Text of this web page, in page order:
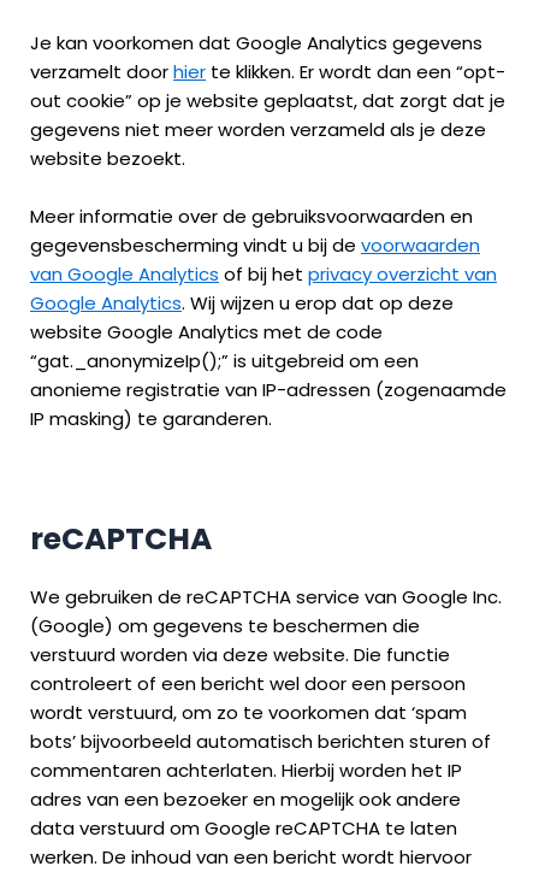
Je kan voorkomen dat Google Analytics gegevens
verzamelt doorhier te klikken. Er wordt dan een “opt-
out cookie” op je website geplaatst, dat zorgt dat je
gegevens niet meer worden verzameld als je deze
website bezoekt.
Meer informatie over de gebruiksvoorwaarden en
gegevensbescherming vindt u bij de voorwaarden
van Google Analytics of bij het privacy overzicht van
Google Analytics. Wij wijzen u erop dat op deze
website Google Analytics met de code
“gat._anonymizeIp();” is uitgebreid om een
anonieme registratie van IP-adressen (zogenaamde
IP masking) te garanderen.
reCAPTCHA
We gebruiken de reCAPTCHA service van Google Inc.
(Google) om gegevens te beschermen die
verstuurd worden via deze website. Die functie
controleert of een bericht wel door een persoon
wordt verstuurd, om zo te voorkomen dat ‘spam
bots’ bijvoorbeeld automatisch berichten sturen of
commentaren achterlaten. Hierbij worden het IP
adres van een bezoeker en mogelijk ook andere
data verstuurd om Google reCAPTCHA te laten
werken. De inhoud van een bericht wordt hiervoor